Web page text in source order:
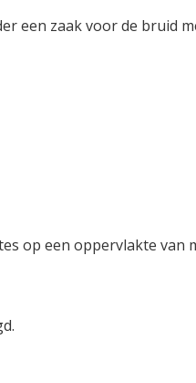
een zaak voor de bruid
op een oppervlakte van